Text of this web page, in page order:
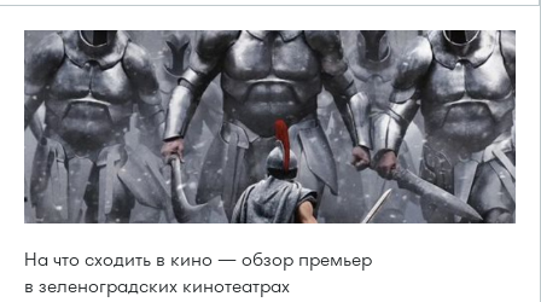
На что сходить в кино — обзор премьер
в зеленоградских кинотеатрах